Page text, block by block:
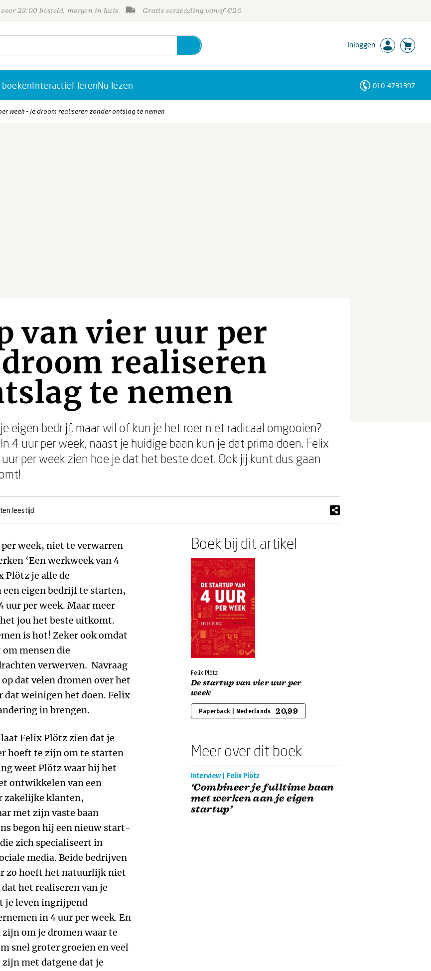
23:00 besteld, morgen in huis Gratis verzending vanaf €20
Inloggen
Interactief lerenNu lezen 010-4731397
week - Je droom realiseren zonder ontslag te nemen
van vier uur per
realiseren
te nemen
eigen bedrijf, maar wil of kun je het roer niet radicaal omgooien?
4 uur per week, naast je huidige baan kun je dat prima doen. Felix
per week zien hoe je dat het beste doet. Ook jij kunt dus gaan
leestijd
week, niet te verwarren
‘Een werkweek van 4
Plötz je alle de
eigen bedrijf te starten,
uur per week. Maar meer
jou het beste uitkomt.
is hot! Zeker ook omdat
mensen die
verwerven. Navraag
dat velen dromen over het
dat weinigen het doen. Felix
in brengen.
Felix Plötz zien dat je
hoeft te zijn om te starten
weet Plötz waar hij het
ontwikkelen van een
zakelijke klanten,
met zijn vaste baan
begon hij een nieuw start-
zich specialiseert in
media. Beide bedrijven
zo hoeft het natuurlijk niet
het realiseren van je
je leven ingrijpend
in 4 uur per week. En
om je dromen waar te
snel groter groeien en veel
met datgene dat je
Boek bij dit artikel
Felix Plötz
De startup van vier uur per
week
Paperback | Nederlands 20,99
Meer over dit boek
Interview | Felix Plötz
‘Combineer je fulltime baan
met werken aan je eigen
startup’
Personen